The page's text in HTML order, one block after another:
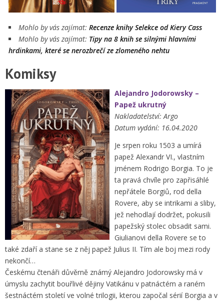
Mohlo by vás zajímat: Recenze knihy Selekce od Kiery Cass
Mohlo by vás zajímat: Tipy na 8 knih se silnými hlavními
hrdinkami, které se nerozbrečí ze zlomeného nehtu
Komiksy
Alejandro Jodorowsky –
Papež ukrutný
Nakladatelství: Argo
Datum vydání: 16.04.2020
Je srpen roku 1503 a umírá
papež Alexandr VI., vlastním
jménem Rodrigo Borgia. To je
ta pravá chvíle pro zapřisáhlé
nepřátele Borgiů, rod della
Rovere, aby se intrikami a sliby,
jež nehodlají dodržet, pokusili
papežský stolec obsadit sami.
Giulianovi della Rovere se to
také zdaří a stane se z něj papež Julius II. Tím ale boj mezi rody
nekončí…
Českému čtenáři důvěrně známý Alejandro Jodorowsky má v
úmyslu zachytit bouřlivé dějiny Vatikánu v patnáctém a raném
šestnáctém století ve volné trilogii, kterou započal sérií Borgia a v